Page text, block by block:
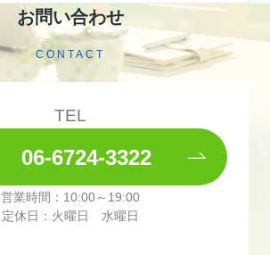
お問い合わせ
CONTACT
TEL
06-6724-3322
営業時間：10:00～19:00
定休日：火曜日 水曜日